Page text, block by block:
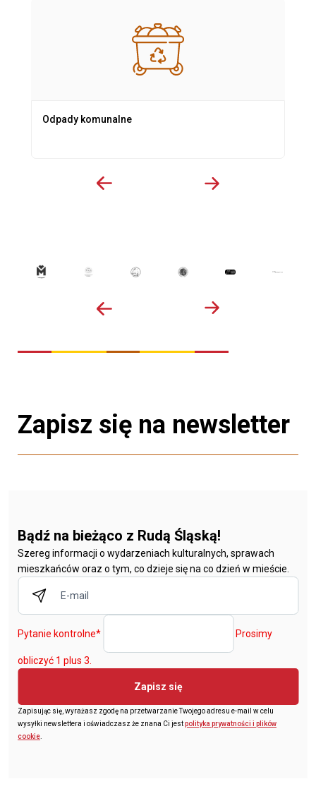
Odpady komunalne
Zapisz się na newsletter
Bądź na bieżąco z Rudą Śląską!
Szereg informacji o wydarzeniach kulturalnych, sprawach
mieszkańców oraz o tym, co dzieje się na co dzień w mieście.
Pytanie kontrolne* Prosimy
obliczyć 1 plus 3.
Zapisz się
Zapisując się, wyrażasz zgodę na przetwarzanie Twojego adresu e-mail w celu
wysyłki newslettera i oświadczasz że znana Ci jestpolityka prywatności i plików
cookie